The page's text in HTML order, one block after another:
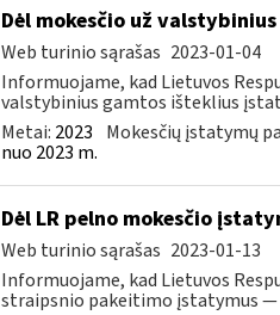
Dėl mokesčio už
Web turinio sąrašas 2023-01-04
Informuojame, kad Lietuvos
valstybinius gamtos išteklius
Metai: 2023 Mokesčių įstatymų
nuo 2023 m.
Dėl LR pelno mokesčio
Web turinio sąrašas 2023-01-13
Informuojame, kad Lietuvos
straipsnio pakeitimo įstatymus —